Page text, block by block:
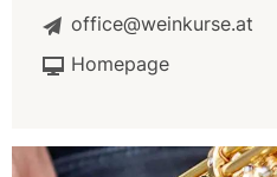
office@weinkurse.at
Homepage